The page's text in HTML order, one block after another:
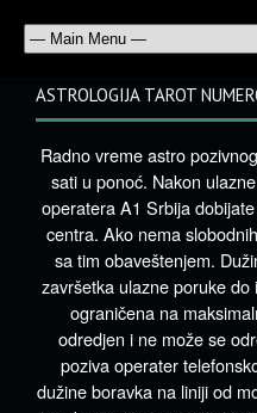
ASTROLOGIJA TAROT
Radno vreme astro
sati u ponoć. Nakon
operatera A1 Srbija
centra. Ako nema
sa tim obaveštenjem.
završetka ulazne poruke
ograničena na
odredjen i ne može se
poziva operater
dužine boravka na liniji od